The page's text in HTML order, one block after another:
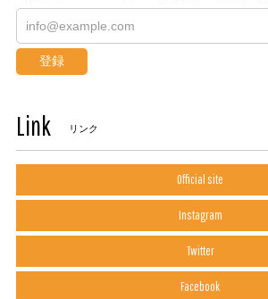
登録
Link リンク
Official site
Instagram
Twitter
Facebook